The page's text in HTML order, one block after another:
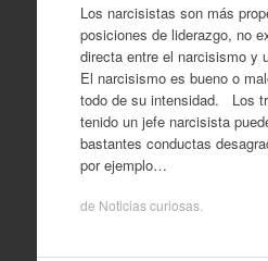
Los narcisistas son más
posiciones de liderazgo, no
directa entre el narcisismo y
El narcisismo es bueno o
todo de su intensidad. Los
tenido un jefe narcisista
bastantes conductas
por ejemplo…
de Noticias curiosas.